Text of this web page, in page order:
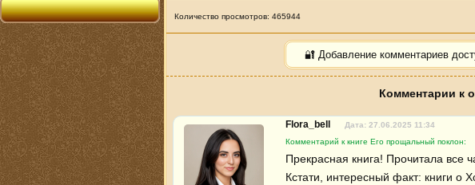
Количество просмотров: 465944
🔐 Добавление комментариев
Комментарии к
Flora_bell
Дата: 27.06.2025 11:34
Комментарий к книге Его прощальный поклон:
Прекрасная книга! Прочитала все
Кстати, интересный факт: книги о